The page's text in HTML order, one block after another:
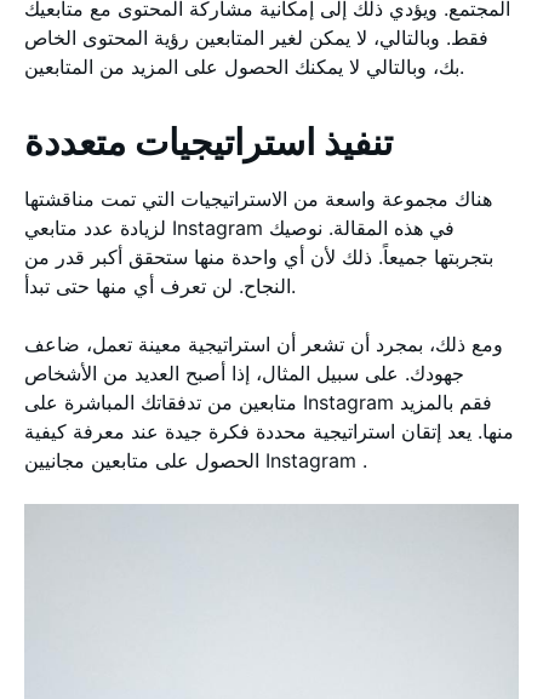
المجتمع. ويؤدي ذلك إلى إمكانية مشاركة المحتوى مع متابعيك
فقط. وبالتالي، لا يمكن لغير المتابعين رؤية المحتوى الخاص
بك، وبالتالي لا يمكنك الحصول على المزيد من المتابعين.
تنفيذ استراتيجيات متعددة
هناك مجموعة واسعة من الاستراتيجيات التي تمت مناقشتها
لزيادة عدد متابعي Instagram في هذه المقالة. نوصيك
بتجربتها جميعاً. ذلك لأن أي واحدة منها ستحقق أكبر قدر من
النجاح. لن تعرف أي منها حتى تبدأ.
ومع ذلك، بمجرد أن تشعر أن استراتيجية معينة تعمل، ضاعف
جهودك. على سبيل المثال، إذا أصبح العديد من الأشخاص
متابعين من تدفقاتك المباشرة على Instagram فقم بالمزيد
منها. يعد إتقان استراتيجية محددة فكرة جيدة عند معرفة كيفية
الحصول على متابعين مجانيين Instagram .